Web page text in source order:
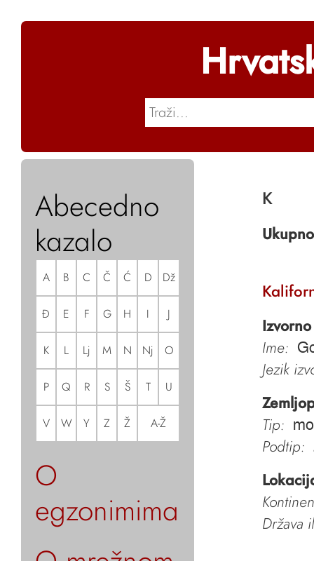
Abecedno
kazalo
A B C Č Ć D Dž
Đ E F G H I J
K L Lj M N Nj O
P Q R S Š T U
V W Y Z Ž A-Ž
O
egzonimima
K
Ime:
Jezik
Tip:
Podtip:
Država